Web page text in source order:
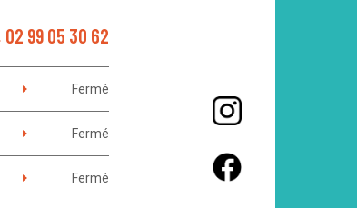
02 99 05 30 62
Fermé
Fermé
Fermé